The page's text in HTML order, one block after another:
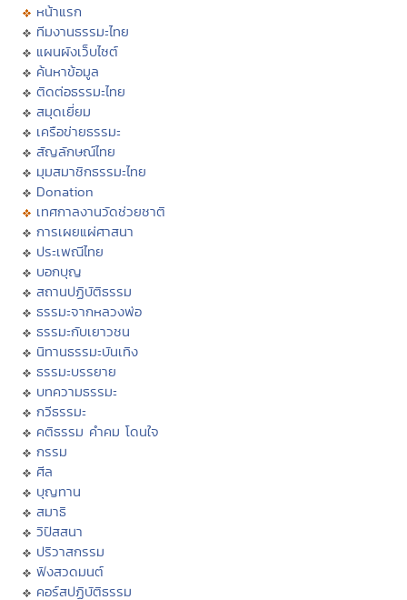
หน้าแรก
ทีมงานธรรมะไทย
แผนผังเว็บไซต์
ค้นหาข้อมูล
ติดต่อธรรมะไทย
สมุดเยี่ยม
เครือข่ายธรรมะ
สัญลักษณ์ไทย
มุมสมาชิกธรรมะไทย
Donation
เทศกาลงานวัดช่วยชาติ
การเผยแผ่ศาสนา
ประเพณีไทย
บอกบุญ
สถานปฏิบัติธรรม
ธรรมะจากหลวงพ่อ
ธรรมะกับเยาวชน
นิทานธรรมะบันเทิง
ธรรมะบรรยาย
บทความธรรมะ
กวีธรรมะ
คติธรรม คำคม โดนใจ
กรรม
ศีล
บุญทาน
สมาธิ
วิปัสสนา
ปริวาสกรรม
ฟังสวดมนต์
คอร์สปฏิบัติธรรม